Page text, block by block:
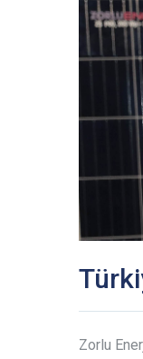
Zorlu